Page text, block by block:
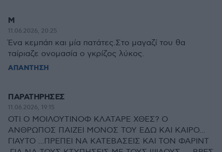
Μ
11.06.2026, 20:25
Ένα κεμπάπ και μία πατάτες.Στο μαγαζί του θα
ταίριαζε ονομασία ο γκρίζος λύκος.
ΑΠΑΝΤΗΣΗ
ΠΑΡΑΤΗΡΗΣΕΣ
11.06.2026, 19:15
ΟΤΙ Ο ΜΟΙΛΟΥΤΙΝΟΦ ΚΛΑΤΑΡΕ ΧΘΕΣ? Ο
ΑΝΘΡΩΠΟΣ ΠΑΙΖΕΙ ΜΟΝΟΣ ΤΟΥ ΕΔΩ ΚΑΙ ΚΑΙΡΟ...
ΓΙΑΥΤΟ ...ΠΡΕΠΕΙ ΝΑ ΚΑΤΕΒΑΣΕΙΣ ΚΑΙ ΤΟΝ ΦΑΡΙΝΤ